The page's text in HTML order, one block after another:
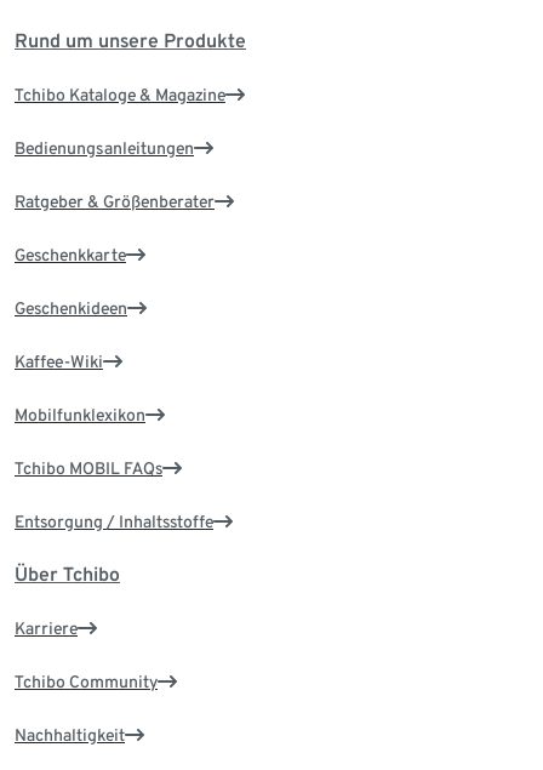
Rund um unsere Produkte
Tchibo Kataloge & Magazine
Bedienungsanleitungen
Ratgeber & Größenberater
Geschenkkarte
Geschenkideen
Kaffee-Wiki
Mobilfunklexikon
Tchibo MOBIL FAQs
Entsorgung / Inhaltsstoffe
Über Tchibo
Karriere
Tchibo Community
Nachhaltigkeit